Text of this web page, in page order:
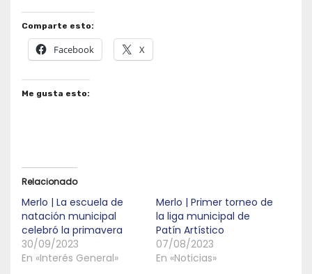
Comparte esto:
Facebook X
Me gusta esto:
Relacionado
Merlo | La escuela de
natación municipal
celebró la primavera
30/09/2023
En «Interés General»
Merlo | Primer torneo de
la liga municipal de
Patín Artístico
07/08/2023
En «Noticias»